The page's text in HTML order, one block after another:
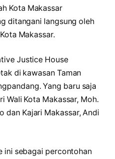
Kota Makassar
ditangani langsung oleh
Makassar.
Justice House
di kawasan Taman
Yang baru saja
Wali Kota Makassar, Moh.
dan Kajari Makassar, Andi
ini sebagai percontohan